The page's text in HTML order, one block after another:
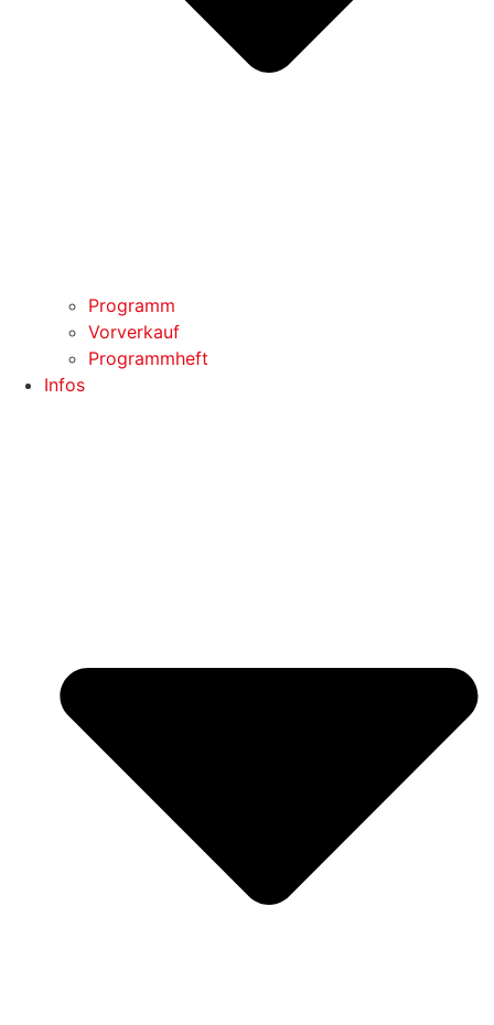
Programm
Vorverkauf
Programmheft
Infos